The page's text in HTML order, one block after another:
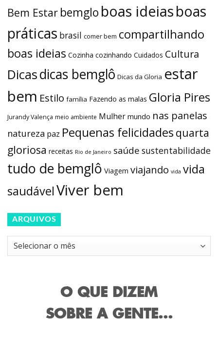
Bem Estar bemglo boas ideiasboas
práticas brasil comer bem compartilhando
boas ideias Cozinha cozinhando Cuidados Cultura
Dicasdicas bemglô Dicas da Gloria estar
bem Estilo família Fazendo as malas Gloria Pires
Jurandy Valença meio ambiente Mulher mundo nas panelas
natureza paz Pequenas felicidades quarta
gloriosa receitas Rio de Janeiro saúde sustentabilidade
tudo de bemglô Viagem viajando vida vida
saudávelViver bem
ARQUIVOS
Arquivos
O QUE DIZEM
SOBRE A GENTE...